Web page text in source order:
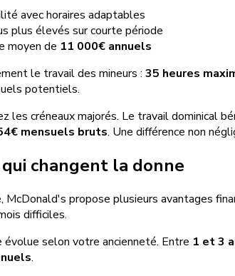
avec horaires adaptables
plus élevés sur courte période
moyen de 11 000€ annuels
le travail des mineurs : 35 heures
potentiels.
les créneaux majorés. Le travail dominical
mensuels bruts. Une différence non
changent la donne
McDonald's propose plusieurs avantages
difficiles.
selon votre ancienneté. Entre 1 et 3
.